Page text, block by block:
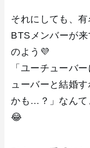
それにしても、
BTSメンバーが
のよう💜
「ユーチューバ
ューバーと結婚
かも…？」なんて
😂